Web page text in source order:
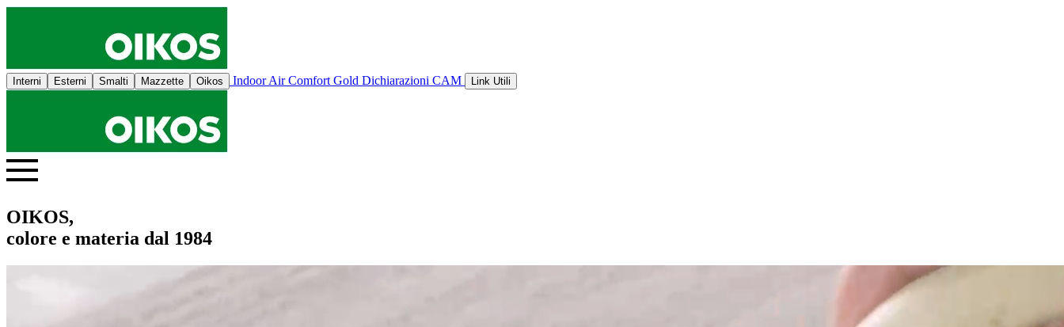
Interni Esterni Smalti Mazzette Oikos Indoor Air Comfort Gold Dichiarazioni CAM Link Utili
OIKOS,
colore e materia dal 1984